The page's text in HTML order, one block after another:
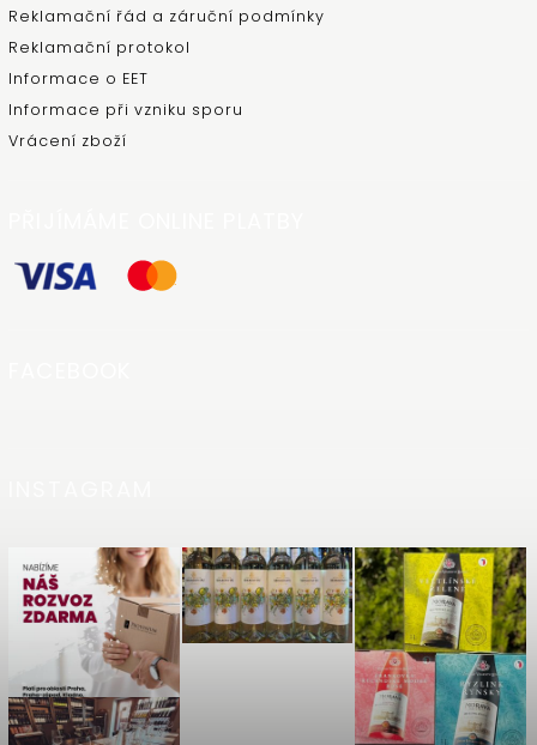
Reklamační řád a záruční podmínky
Reklamační protokol
Informace o EET
Informace při vzniku sporu
Vrácení zboží